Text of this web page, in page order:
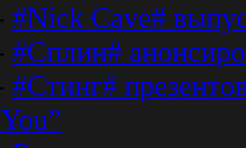
#Nick Cave#
#Сплин#
#Стинг#